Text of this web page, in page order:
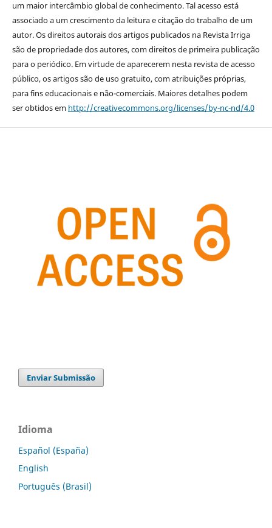
um maior intercâmbio global de conhecimento. Tal acesso está
associado a um crescimento da leitura e citação do trabalho de um
autor. Os direitos autorais dos artigos publicados na Revista Irriga
são de propriedade dos autores, com direitos de primeira publicação
para o periódico. Em virtude de aparecerem nesta revista de acesso
público, os artigos são de uso gratuito, com atribuições próprias,
para fins educacionais e não-comerciais. Maiores detalhes podem
ser obtidos em http://creativecommons.org/licenses/by-nc-nd/4.0
Enviar Submissão
Idioma
Español (España)
English
Português (Brasil)